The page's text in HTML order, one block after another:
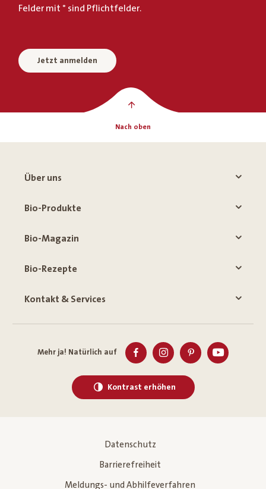
Felder mit * sind Pflichtfelder.
Jetzt anmelden
Nach oben
Über uns
Bio-Produkte
Bio-Magazin
Bio-Rezepte
Kontakt & Services
Mehr ja! Natürlich auf
Kontrast erhöhen
Datenschutz
Barrierefreiheit
Meldungs- und Abhilfeverfahren